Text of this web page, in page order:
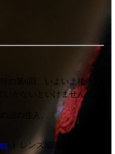
の第6回、いよいよ後半戦
いかないといけませんな。
沼の住人。
）レンズ沼師匠、